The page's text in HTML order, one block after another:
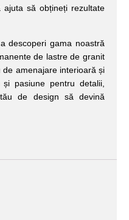
să obțineți rezultate
descoperi gama noastră
de lastre de granit
amenajare interioară și
pasiune pentru detalii,
de design să devină